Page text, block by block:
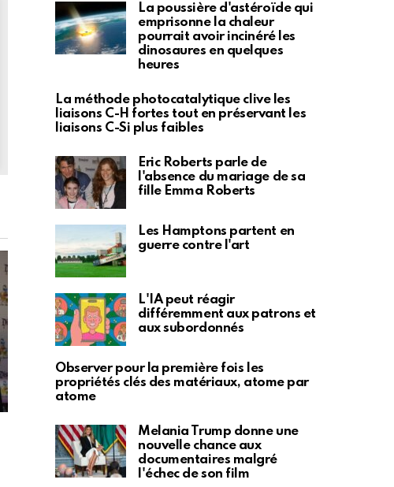
La poussière d'astéroïde qui
emprisonne la chaleur
pourrait avoir incinéré les
dinosaures en quelques
heures
La méthode photocatalytique clive les
liaisons C-H fortes tout en préservant les
liaisons C-Si plus faibles
Eric Roberts parle de
l'absence du mariage de sa
fille Emma Roberts
Les Hamptons partent en
guerre contre l'art
L'IA peut réagir
différemment aux patrons et
aux subordonnés
Observer pour la première fois les
propriétés clés des matériaux, atome par
atome
Melania Trump donne une
nouvelle chance aux
documentaires malgré
l'échec de son film